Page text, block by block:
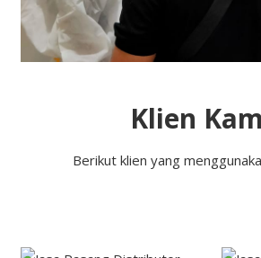
Klien
Berikut klien yang